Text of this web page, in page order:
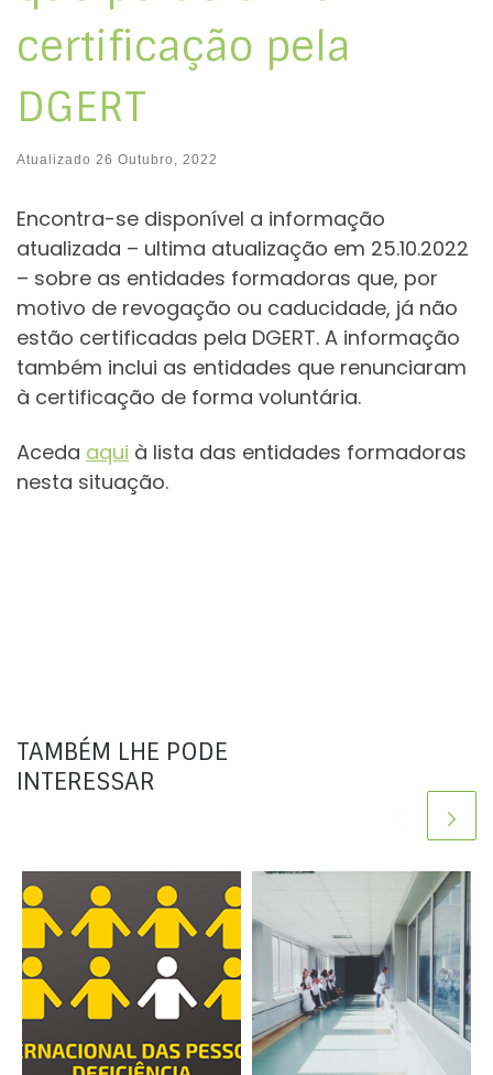
certificação pela
DGERT
Atualizado 26 Outubro, 2022
Encontra-se disponível a informação
atualizada – ultima atualização em 25.10.2022
– sobre as entidades formadoras que, por
motivo de revogação ou caducidade, já não
estão certificadas pela DGERT. A informação
também inclui as entidades que renunciaram
à certificação de forma voluntária.
Aceda aqui à lista das entidades formadoras
nesta situação.
TAMBÉM LHE PODE
INTERESSAR